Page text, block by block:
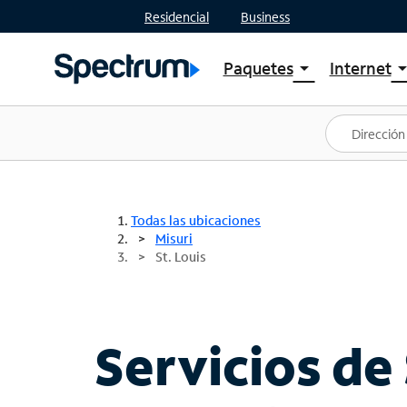
Residencial Business
Paquetesarrow_drop_down
Ver paquetes
Spectrum One
Mejores ofertas
Internetarrow_drop_down
Planes
Todas las ubicaciones
Misuri
St. Louis
Servicios